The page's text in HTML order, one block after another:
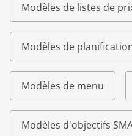
Modèles de listes de
Modèles de
Modèles de menu
Modèles d'objectifs